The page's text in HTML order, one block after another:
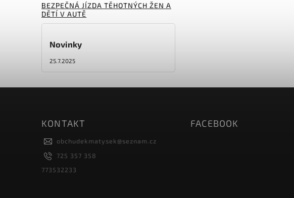
BEZPEČNÁ JÍZDA TĚHOTNÝCH ŽEN A
DĚTÍ V AUTĚ
Novinky
25.7.2025
KONTAKT
obchudekmatysek@seznam.cz
725 357 358
773532233
FACEBOOK